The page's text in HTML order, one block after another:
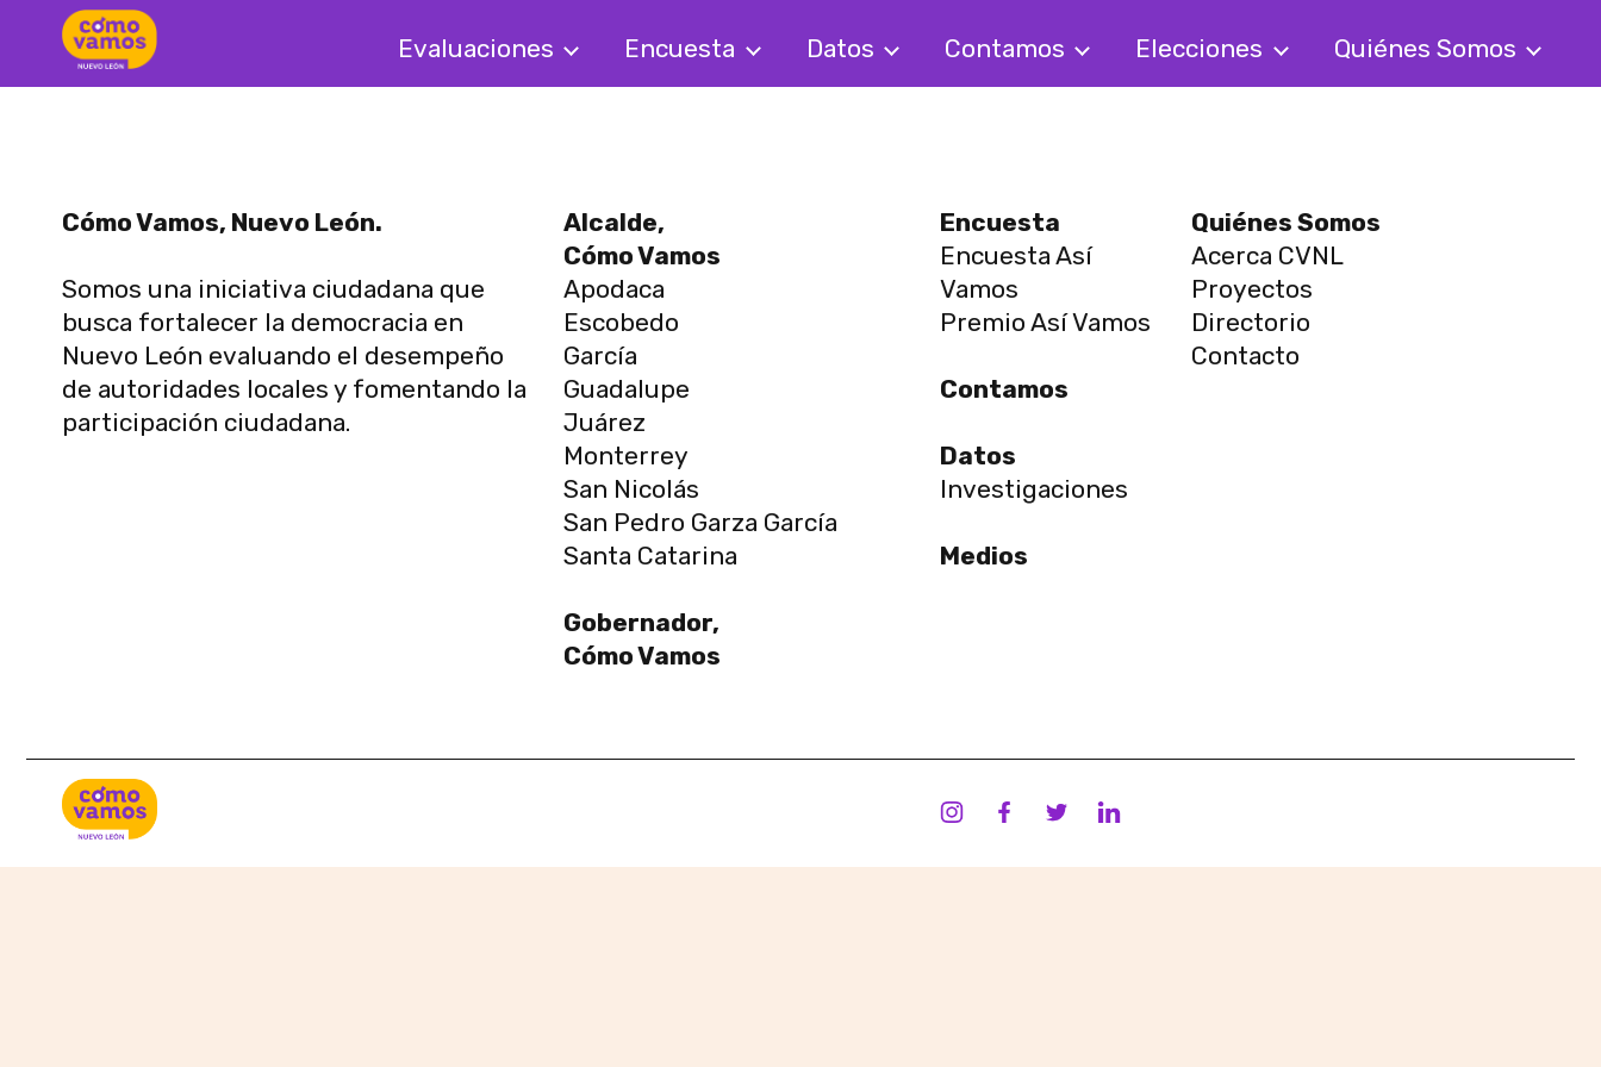
Evaluaciones Encuesta Datos Contamos Elecciones Quiénes Somos
Cómo Vamos, Nuevo León.
Somos una iniciativa ciudadana que
busca fortalecer la democracia en
Nuevo León evaluando el desempeño
de autoridades locales y fomentando la
participación ciudadana.
Alcalde,
Cómo Vamos
Apodaca
Escobedo
García
Guadalupe
Juárez
Monterrey
San Nicolás
San Pedro Garza García
Santa Catarina
Gobernador,
Cómo Vamos
Encuesta
Encuesta Así
Vamos
Premio Así Vamos
Contamos
Datos
Investigaciones
Medios
Quiénes Somos
Acerca CVNL
Proyectos
Directorio
Contacto